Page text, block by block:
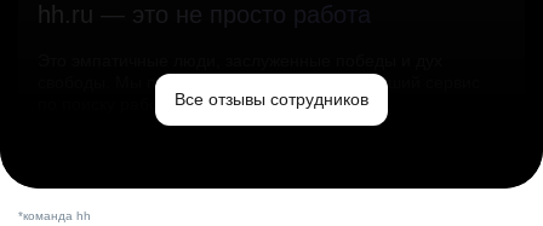
hh.ru — это не просто работа
свободы. Мы помогаем миру и создаём лучший сервис
по поиску работы в стране.Все отзывы сотрудников
*команда hh